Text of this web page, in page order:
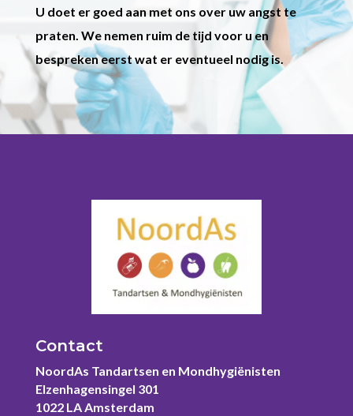
U doet er goed aan met ons over uw angst te
praten. We nemen ruim de tijd voor u en
bespreken eerst wat er eventueel nodig is.
Contact
NoordAs Tandartsen en Mondhygiënisten
Elzenhagensingel 301
1022 LA Amsterdam